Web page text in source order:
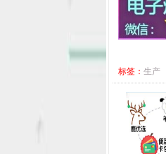
标签： 生产